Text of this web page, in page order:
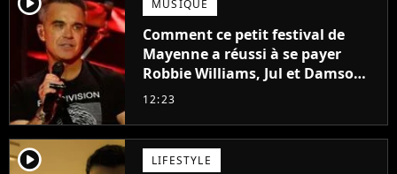
MUSIQUE
Comment ce petit festival de
Mayenne a réussi à se payer
Robbie Williams, Jul et Damso
cette année ?
12:23
player2 LIFESTYLE